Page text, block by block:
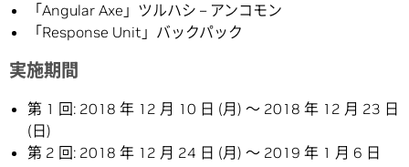
「Angular Axe」ツルハシ – アンコモン
「Response Unit」バックパック
実施期間
第 1 回: 2018 年 12 月 10 日 (月) ～ 2018 年 12 月 23 日
(日)
第 2 回: 2018 年 12 月 24 日 (月) ～ 2019 年 1 月 6 日